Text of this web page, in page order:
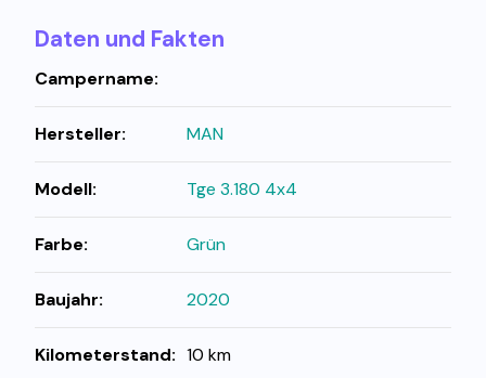
Daten und Fakten
Campername:
Hersteller: MAN
Modell: Tge 3.180 4x4
Farbe: Grün
Baujahr: 2020
Kilometerstand: 10 km